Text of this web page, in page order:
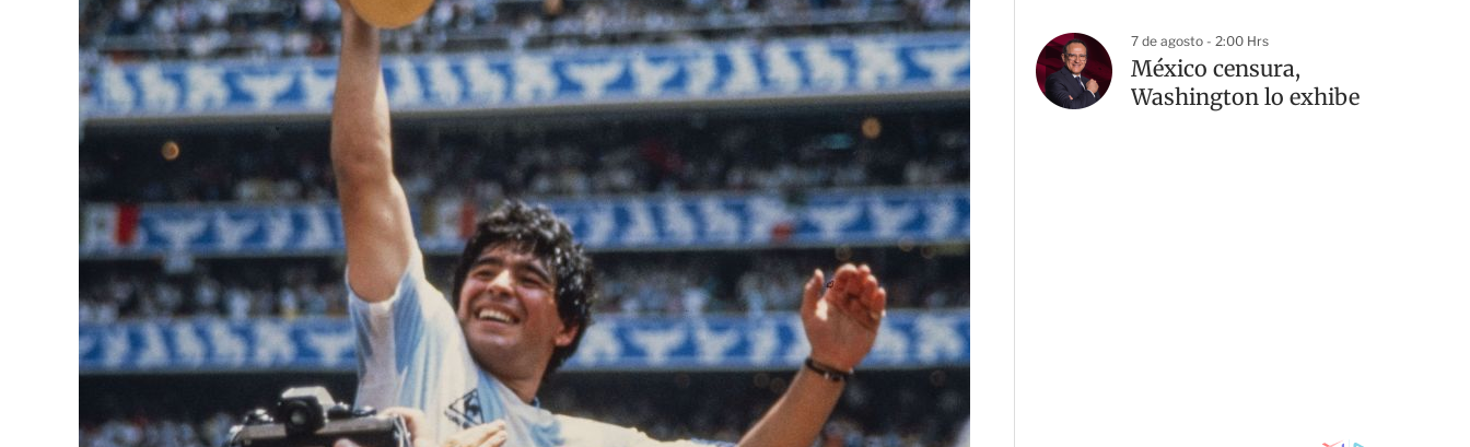
7 de agosto - 2:00 Hrs
México censura,
Washington lo exhibe